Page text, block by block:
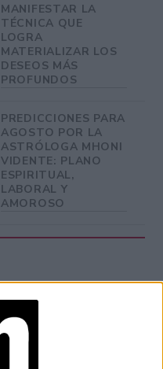
MANIFESTAR LA
TÉCNICA QUE
LOGRA
MATERIALIZAR LOS
DESEOS MÁS
PROFUNDOS
PREDICCIONES PARA
AGOSTO POR LA
ASTRÓLOGA MHONI
VIDENTE: PLANO
ESPIRITUAL,
LABORAL Y
AMOROSO